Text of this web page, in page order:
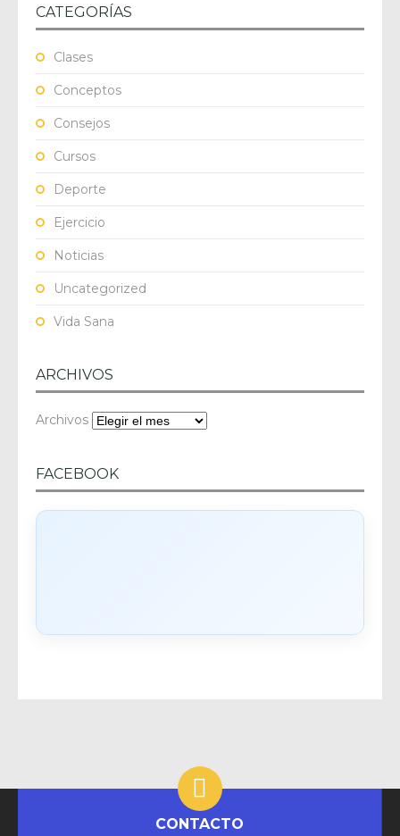
CATEGORÍAS
Clases
Conceptos
Consejos
Cursos
Deporte
Ejercicio
Noticias
Uncategorized
Vida Sana
ARCHIVOS
Archivos
FACEBOOK
CONTACTO